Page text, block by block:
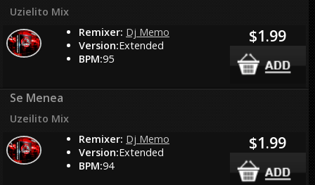
Uzielito Mix
Remixer: Dj Memo
Version:Extended
BPM:95
$1.99
Se Menea
Uzeilito Mix
Remixer: Dj Memo
Version:Extended
BPM:94
$1.99